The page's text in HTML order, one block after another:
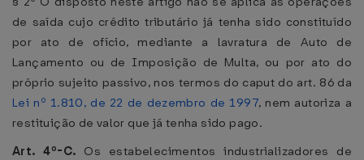
de saída cujo crédito tributário já tenha sido constituído
por ato de ofício, mediante a lavratura de Auto de
Lançamento ou de Imposição de Multa, ou por ato do
próprio sujeito passivo, nos termos do caput do art. 86 da
Lei nº 1.810, de 22 de dezembro de 1997, nem autoriza a
restituição de valor que já tenha sido pago.
Art. 4º-C. Os estabelecimentos industrializadores de